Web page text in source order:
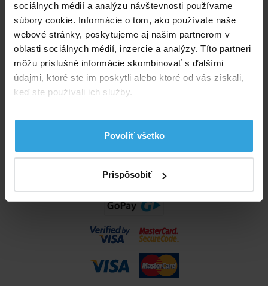
sociálnych médií a analýzu návštevnosti používame
súbory cookie. Informácie o tom, ako používate naše
webové stránky, poskytujeme aj našim partnerom v
oblasti sociálnych médií, inzercie a analýzy. Títo partneri
môžu príslušné informácie skombinovať s ďalšími
údajmi, ktoré ste im poskytli alebo ktoré od vás získali,
keď ste používali ich služby.
Povoliť všetko
Prispôsobiť
Poradíme vám!
info@bazenyshop.sk
02 2057 0035
Telefónne číslo neslúži na objednaní tovaru
Všetko o nákupe
Obchodné podmienky
Možnosti dopravy a platby
Reklamácie
Odstúpenie od zmluvy